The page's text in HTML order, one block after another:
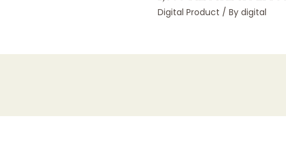
Digital Product / By digital